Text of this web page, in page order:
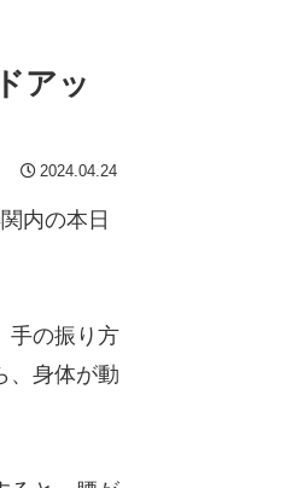
アッ
2024.04.24
内の本日
手の振り方
、身体が動